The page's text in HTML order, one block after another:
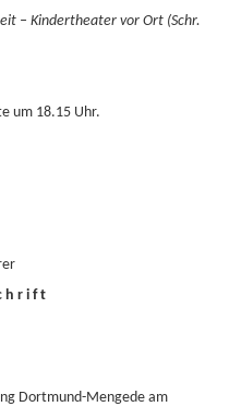
– Kindertheater vor Ort (Schr.
um 18.15 Uhr.
h r i f t
Dortmund-Mengede am